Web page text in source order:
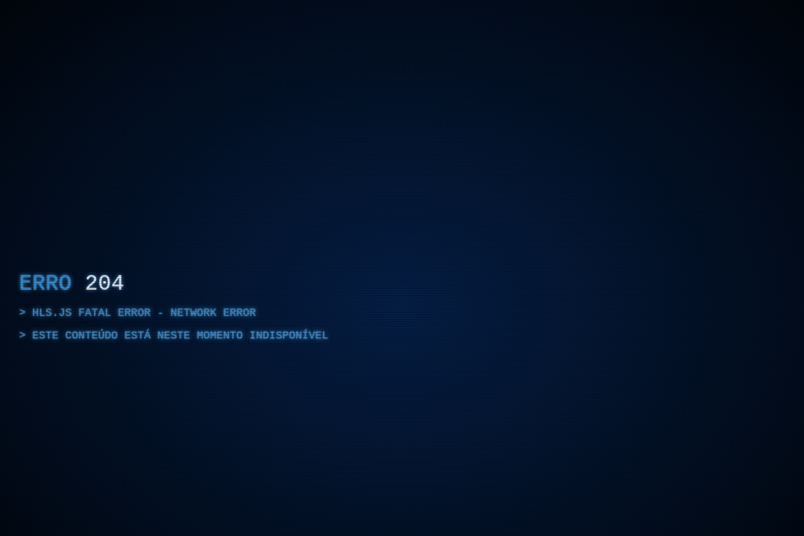
ERRO 204
HLS.JS FATAL ERROR - NETWORK ERROR
ESTE CONTEÚDO ESTÁ NESTE MOMENTO INDISPONÍVEL